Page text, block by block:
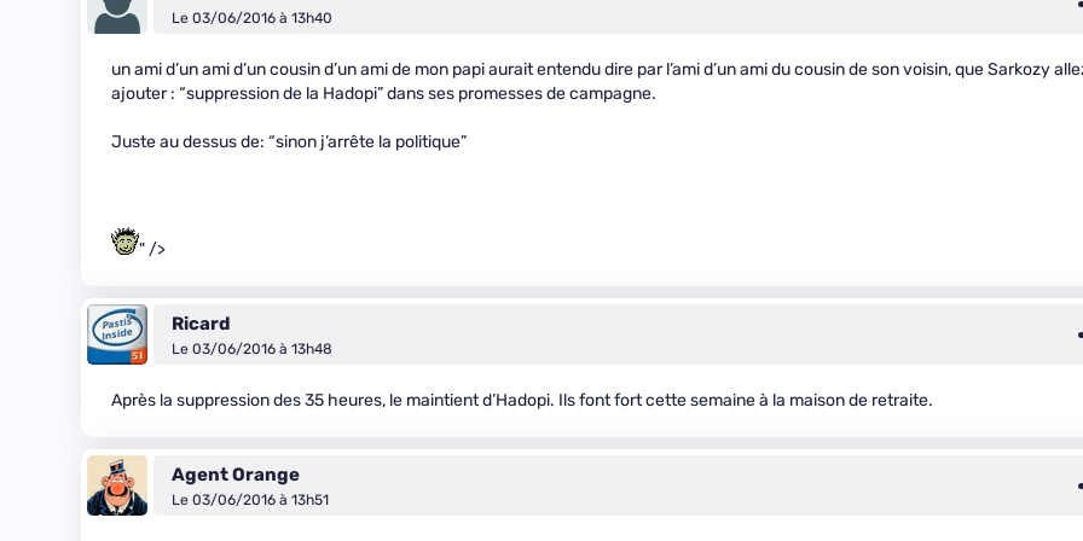
Le 03/06/2016 à 13h40
un ami d’un ami d’un cousin d’un ami de mon papi aurait entendu dire par l’ami d’un ami du cousin de son voisin, que Sarkozy
ajouter : “suppression de la Hadopi” dans ses promesses de campagne.
Juste au dessus de: “sinon j’arrête la politique”
" />
Ricard
Le 03/06/2016 à 13h48
Après la suppression des 35 heures, le maintient d’Hadopi. Ils font fort cette semaine à la maison de retraite.
Agent Orange
Le 03/06/2016 à 13h51